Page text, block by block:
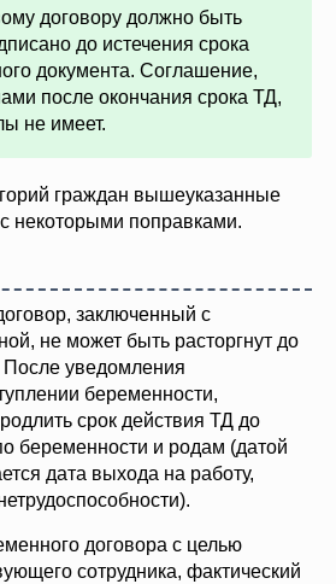
договору должно быть
до истечения срока
документа. Соглашение,
после окончания срока ТД,
не имеет.
граждан вышеуказанные
некоторыми поправками.
заключенный с
не может быть расторгнут до
После уведомления
беременности,
срок действия ТД до
беременности и родам (датой
дата выхода на работу,
договора с целью
сотрудника, фактический